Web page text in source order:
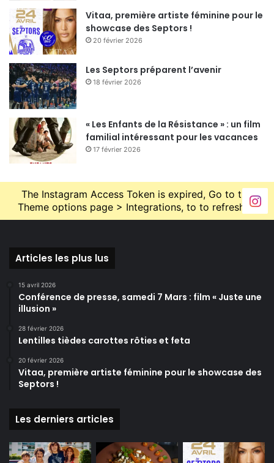
vie ?
J’aime être entourer de mes amis et ma famille
mais aussi les voyages, le cinéma et la musique.
Que détestez vous le plus dans la vie ?
Je déteste les personnes fausses, qui mentent et
qui n’agissent que par intérêt. A contrario, j’aime les
personnes en qui je peux avoir confiance.
Quel est votre dernier gros achat ?
Un Ordinateur.
Qu’écoutez vous le plus musicalement ?
Ce mois-ci.
La dernière fête ? Au cours des derniers jours de
Une idole dans le milieu du sport ?
j’admire de nombreux athlètes.
Comment vous voyez vous dans 20 ans ?
Vitaa, première artiste féminine pour le
showcase des Septors !
20 février 2026
Les Septors préparent l’avenir
18 février 2026
« Les Enfants de la Résistance » : un film
familial intéressant pour les vacances
17 février 2026
The Instagram Access Token is expired, Go to the
Theme options page > Integrations, to to refresh it.
Articles les plus lus
15 avril 2026
Conférence de presse, samedi 7 Mars : film « Juste une
illusion »
28 février 2026
Lentilles tièdes carottes rôties et feta
20 février 2026
Vitaa, première artiste féminine pour le showcase des
Septors !
Les derniers articles